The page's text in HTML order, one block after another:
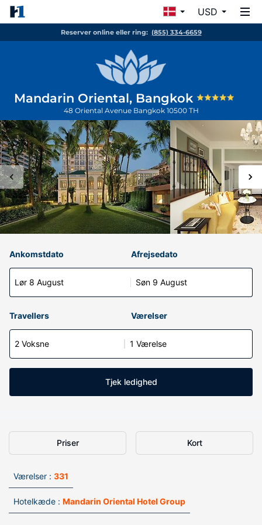
USD
Reserver online eller ring: (855) 334-6659
Mandarin Oriental, Bangkok
48 Oriental Avenue Bangkok 10500 TH
Ankomstdato
Lør 8 August
Afrejsedato
Søn 9 August
Travellers Værelser
2 Voksne 1 Værelse
Tjek ledighed
Priser Kort
Værelser : 331
Hotelkæde : Mandarin Oriental Hotel Group